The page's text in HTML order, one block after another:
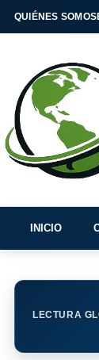
QUIÉNES SOMOS
INICIO
LECTURA